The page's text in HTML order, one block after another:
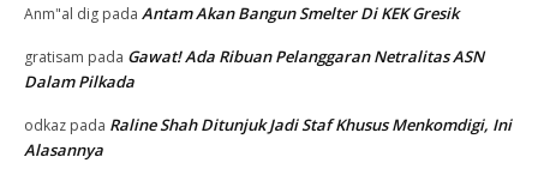
Anm"al dig pada Antam Akan Bangun Smelter Di KEK Gresik
gratisam pada Gawat! Ada Ribuan Pelanggaran Netralitas ASN
Dalam Pilkada
odkaz pada Raline Shah Ditunjuk Jadi Staf Khusus Menkomdigi, Ini
Alasannya